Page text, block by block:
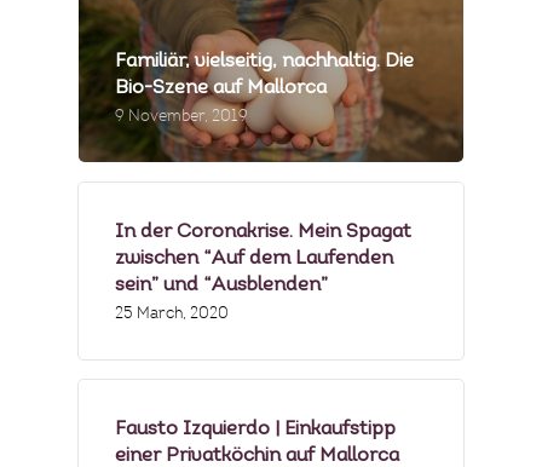
Familiär, vielseitig, nachhaltig. Die
Bio-Szene auf Mallorca
9 November, 2019
In der Coronakrise. Mein Spagat
zwischen “Auf dem Laufenden
sein” und “Ausblenden”
25 March, 2020
Fausto Izquierdo | Einkaufstipp
einer Privatköchin auf Mallorca
PRODUZENTEN
MENÜBEISPIELE
FOTOGALERIE
FAQS